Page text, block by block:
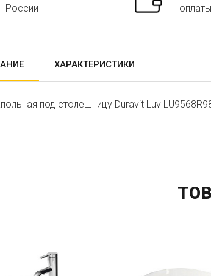
России
оплаты
ХАРАКТЕРИСТИКИ
под столешницу Duravit Luv